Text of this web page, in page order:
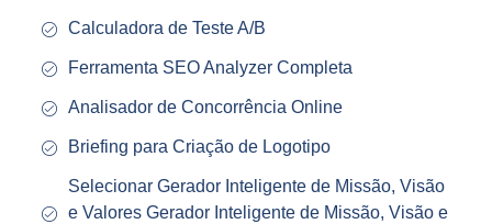
Calculadora de Teste A/B
Ferramenta SEO Analyzer Completa
Analisador de Concorrência Online
Briefing para Criação de Logotipo
Selecionar Gerador Inteligente de Missão, Visão
e Valores Gerador Inteligente de Missão, Visão e